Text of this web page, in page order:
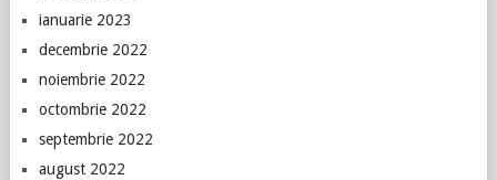
ianuarie 2023
decembrie 2022
noiembrie 2022
octombrie 2022
septembrie 2022
august 2022